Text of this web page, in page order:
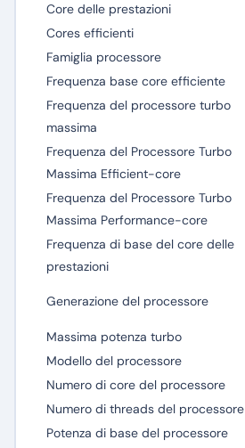
Core delle prestazioni
Cores efficienti
Famiglia processore
Frequenza base core efficiente
Frequenza del processore turbo
massima
Frequenza del Processore Turbo
Massima Efficient-core
Frequenza del Processore Turbo
Massima Performance-core
Frequenza di base del core delle
prestazioni
Generazione del processore
Massima potenza turbo
Modello del processore
Numero di core del processore
Numero di threads del processore
Potenza di base del processore